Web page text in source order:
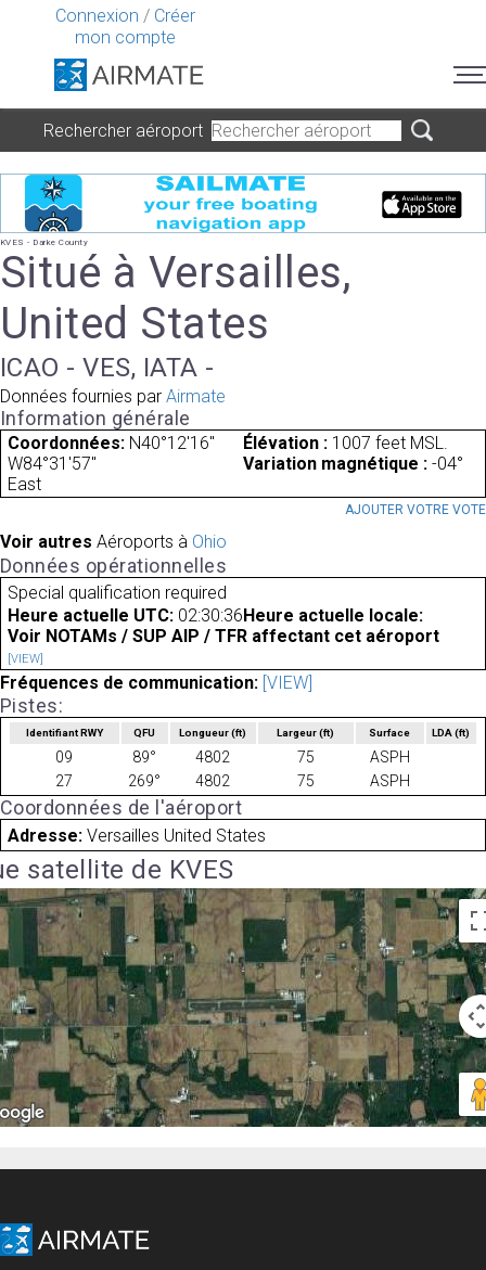
Connexion / Créer
mon compte
Rechercher aéroport
KVES - Darke County
Situé à Versailles,
United States
ICAO - VES, IATA -
Données fournies par Airmate
Information générale
Coordonnées: N40°12'16"
W84°31'57"
Élévation : 1007 feet MSL.
Variation magnétique : -04°
East
AJOUTER VOTRE VOTE
Voir autres Aéroports à Ohio
Données opérationnelles
Special qualification required
Heure actuelle UTC: 02:30:36 Heure actuelle locale:
Voir NOTAMs / SUP AIP / TFR affectant cet aéroport
[VIEW]
Fréquences de communication: [VIEW]
Pistes:
Identifiant RWY QFU Longueur(ft) Largeur(ft) Surface LDA(ft)
09 89° 4802 75
ASPH
27
269° 4802 75 ASPH
Coordonnées de l'aéroport
Adresse: Versailles United States
satellite de KVES